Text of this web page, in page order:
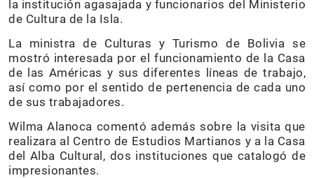
la institución agasajada y funcionarios del Ministerio
de Cultura de la Isla.
La ministra de Culturas y Turismo de Bolivia se
mostró interesada por el funcionamiento de la Casa
de las Américas y sus diferentes líneas de trabajo,
así como por el sentido de pertenencia de cada uno
de sus trabajadores.
Wilma Alanoca comentó además sobre la visita que
realizara al Centro de Estudios Martianos y a la Casa
del Alba Cultural, dos instituciones que catalogó de
impresionantes.